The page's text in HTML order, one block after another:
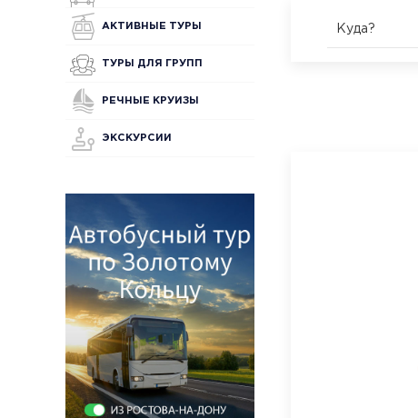
Куда?
АКТИВНЫЕ ТУРЫ
ТУРЫ ДЛЯ ГРУПП
РЕЧНЫЕ КРУИЗЫ
ЭКСКУРСИИ